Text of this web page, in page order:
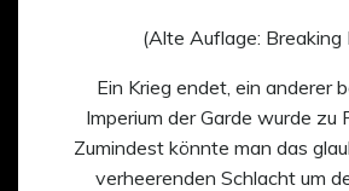
(Alte Auflage: Breaking
Ein Krieg endet, ein anderer
Imperium der Garde wurde zu
Zumindest könnte man das
verheerenden Schlacht um